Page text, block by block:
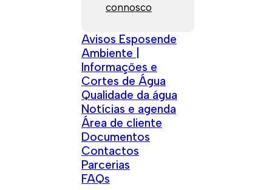
connosco
Avisos Esposende
Ambiente |
Informações e
Cortes de Água
Qualidade da água
Notícias e agenda
Área de cliente
Documentos
Contactos
Parcerias
FAQs